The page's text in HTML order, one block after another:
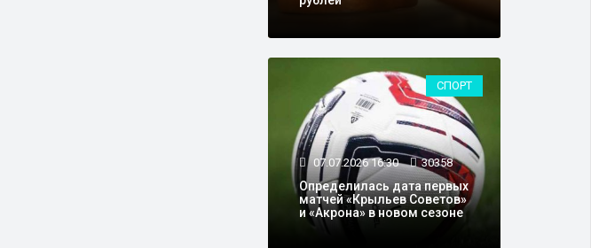
СПОРТ
07.07.2026 16:30 30358
Определилась дата первых
матчей «Крыльев Советов»
и «Акрона» в новом сезоне